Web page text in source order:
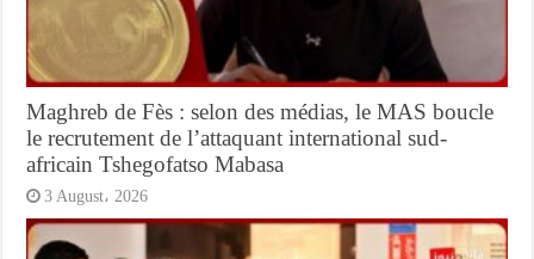
Maghreb de Fès : selon des médias, le MAS boucle
le recrutement de l’attaquant international sud-
africain Tshegofatso Mabasa
3 August، 2026